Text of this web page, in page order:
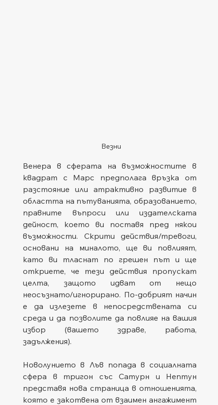
Везни
Венера в сферата на възможностите в
квадрат с Марс предполага връзка от
разстояние или атрактивно развитие в
областта на пътуванията, образованието,
правните въпроси или издателската
дейност, което ви поставя пред някои
възможности. Скрити действия/тревоги,
основани на миналото, ще ви повлияят,
като ви тласнат по грешен път и ще
откриете, че тези действия пропускат
целта, защото идват от нещо
неосъзнато/игнорирано. По-добрият начин
е да излезете в непосредствената си
среда и да позволите да повлияе на вашия
избор (вашето здраве, работа,
задължения).
Новолунието в Лъв попада в социалната
сфера в тригон със Сатурн и Нептун
представя нова страница в отношенията,
която е закотвена от взаимен ангажимент